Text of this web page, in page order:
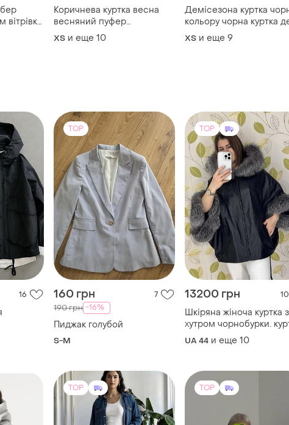
160 грн 7
190 грн -16%
Пиджак голубой
S-M
TOP
13200 грн 10
Шкіряна жіноча куртка з
хутром чорнобурки.
летюча миша з хутром
лисиці. короткий рукав
дуже гарна якісна
UA 44 и еще 10
TOP TOP